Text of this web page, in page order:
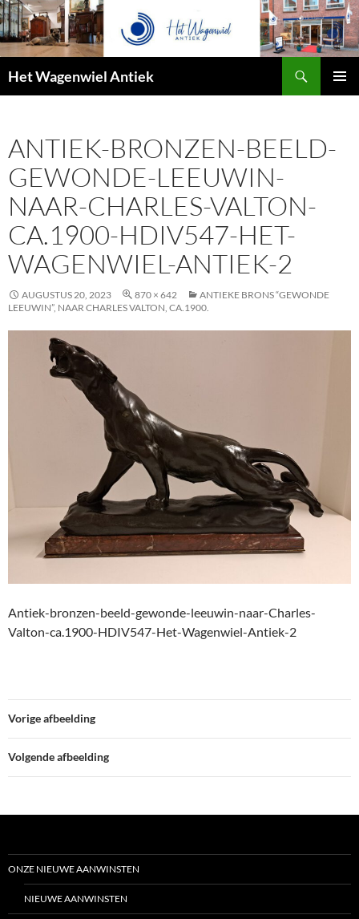
Het Wagenwiel Antiek
ANTIEK-BRONZEN-BEELD-
GEWONDE-LEEUWIN-
NAAR-CHARLES-VALTON-
CA.1900-HDIV547-HET-
WAGENWIEL-ANTIEK-2
AUGUSTUS 20, 2023 870 × 642
ANTIEKE BRONS “GEWONDE
LEEUWIN”, NAAR CHARLES VALTON, CA.1900.
Antiek-bronzen-beeld-gewonde-leeuwin-naar-Charles-
Valton-ca.1900-HDIV547-Het-Wagenwiel-Antiek-2
Vorige afbeelding
Volgende afbeelding
ONZE NIEUWE AANWINSTEN
NIEUWE AANWINSTEN